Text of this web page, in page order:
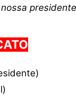
presidente